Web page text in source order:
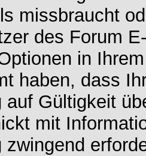
missbraucht
des Forum
in
haben, dass
auf Gültigkeit
mit
zwingend